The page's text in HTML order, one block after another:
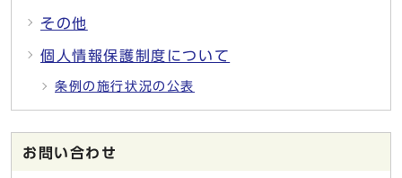
その他
個人情報保護制度について
条例の施行状況の公表
お問い合わせ